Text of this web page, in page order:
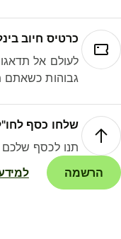
כרטיס חיוב
לעולם אל תדאגו
גבוהות כשאתם
שלחו כסף
תנו לכסף שלכם
הרשמה
למידע